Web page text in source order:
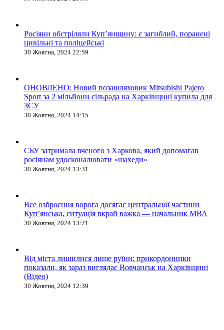
Росіяни обстріляли Купʼянщину: є загиблий, поранені
цивільні та поліцейські
30 Жовтня, 2024 22:59
ОНОВЛЕНО: Новий позашляховик Mitsubishi Pajero
Sport за 2 мільйони сільрада на Харківщині купила для
ЗСУ
30 Жовтня, 2024 14:15
СБУ затримала вченого з Харкова, який допомагав
росіянам удосконалювати «шахеди»
30 Жовтня, 2024 13:31
Все озброєння ворога досягає центральної частини
Куп’янська, ситуація вкрай важка — начальник МВА
30 Жовтня, 2024 13:21
Від міста лишилися лише руїни: прикордонники
показали, як зараз виглядає Вовчанськ на Харківщині
(Відео)
30 Жовтня, 2024 12:39